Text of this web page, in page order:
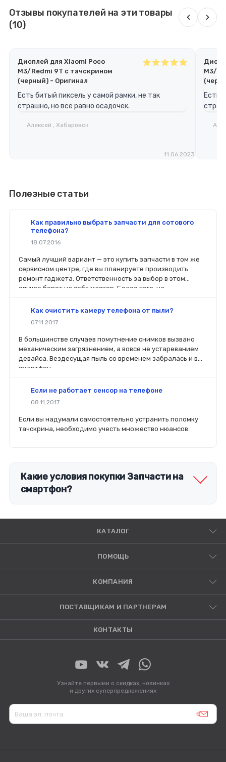
Отзывы покупателей на эти товары
(10)
‹ ›
Дисплей для Xiaomi Poco
M3/Redmi 9T с тачскрином
(черный) - Оригинал
Есть битый пиксель у самой рамки, не так
страшно, но все равно осадочек.
Алексей , Хабаровск
11.06.2023
M3/
Есть
Полезные статьи
Как правильно выбрать запчасти для сотового
телефона?
18.07.2016
Самый лучший вариант — это купить запчасти в том же
сервисном центре, где вы планируете производить
ремонт гаджета. Ответственность за выбор в этом
случае берет на себя мастер. Более того, на
вы планируете делать ремонт самостоятельно, то выбор
перед покупкой нового модуля старый был в руках. Так
легче сориентироваться в разъемах, элементах
крепления, электрических параметрах и прочих
характеристиках.
Как очистить камеру телефона от пыли?
07.11.2017
В большинстве случаев помутнение снимков вызвано
механическим загрязнением, а вовсе не устареванием
девайса. Вездесущая пыль со временем забралась и в
смартфон.
Если не работает сенсор на телефоне
08.11.2017
Если вы надумали самостоятельно устранить поломку
тачскрина, необходимо учесть множество нюансов.
Какие условия покупки Запчасти на
смартфон?
КАТАЛОГ
ПОМОЩЬ
КОМПАНИЯ
ПОСТАВЩИКАМ И ПАРТНЕРАМ
КОНТАКТЫ
Узнайте первыми о скидках, новинках
и других суперпредложениях